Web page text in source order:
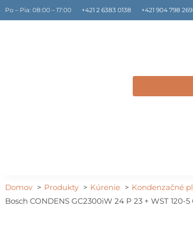
Preskočiť
na
Po – Pia: 08:00 – 17:00 +421 2 6383 0138 +421 904 798 269
Domov Produkty Kúrenie Kondenzačné
Bosch CONDENS GC2300iW 24 P 23 + WST 120-